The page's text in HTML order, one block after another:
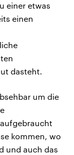
einer etwas
einen
dasteht.
um die
kommen, wo
und auch das